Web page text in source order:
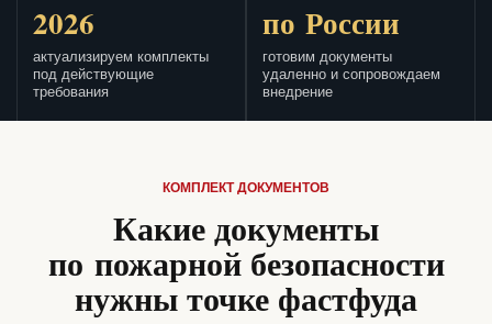
2026
актуализируем комплекты
под действующие
требования
по России
готовим документы
удаленно и сопровождаем
внедрение
КОМПЛЕКТ ДОКУМЕНТОВ
Какие документы
по пожарной безопасности
нужны точке фастфуда